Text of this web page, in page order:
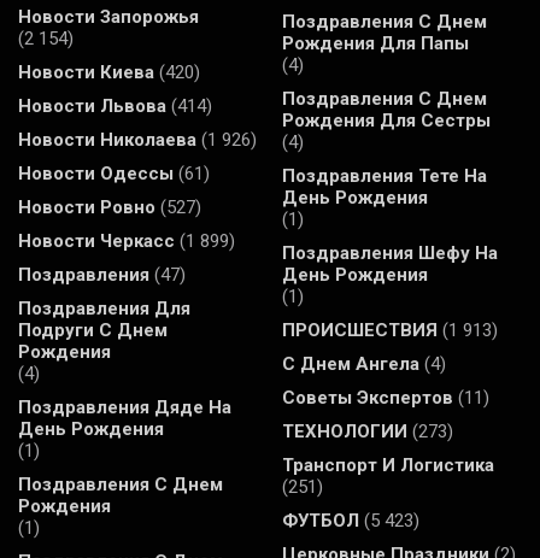
Новости Запорожья
(2 154)
Новости Киева (420)
Новости Львова (414)
Новости Николаева (1 926)
Новости Одессы (61)
Новости Ровно (527)
Новости Черкасс (1 899)
Поздравления (47)
Поздравления Для
Подруги С Днем
Рождения
(4)
Поздравления Дяде На
День Рождения
(1)
Поздравления С Днем
Рождения
(1)
Поздравления С Днем
Рождения Для Папы
(4)
Поздравления С Днем
Рождения Для Сестры
(4)
Поздравления Тете На
День Рождения
(1)
Поздравления Шефу На
День Рождения
(1)
ПРОИСШЕСТВИЯ (1 913)
С Днем Ангела (4)
Советы Экспертов (11)
ТЕХНОЛОГИИ (273)
Транспорт И Логистика
(251)
ФУТБОЛ (5 423)